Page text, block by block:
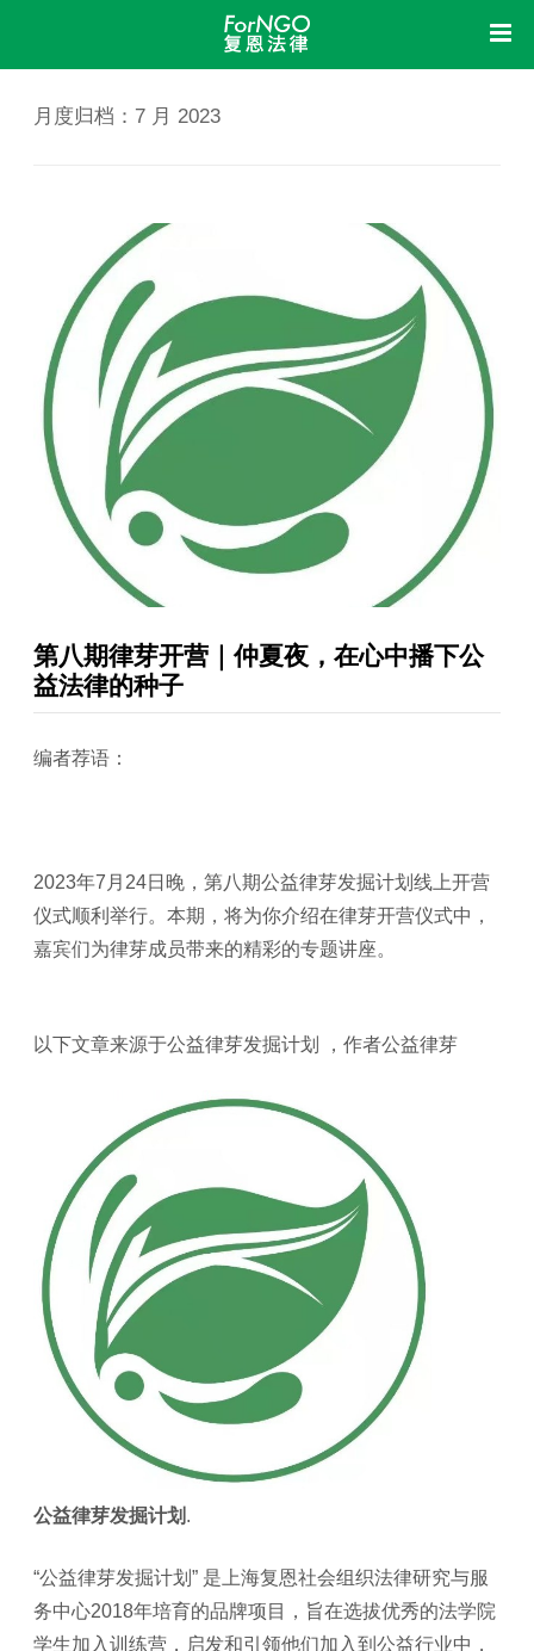
新闻动态
立法参与
研究课题
成果展示
法律体检
法律咨询
法律培训
加入我们
月度归档： 7 月 2023
第八期律芽开营｜仲夏夜，在心中播下公
益法律的种子
编者荐语：
2023年7月24日晚，第八期公益律芽发掘计划线上开营
仪式顺利举行。本期，将为你介绍在律芽开营仪式中，
嘉宾们为律芽成员带来的精彩的专题讲座。
以下文章来源于公益律芽发掘计划 ，作者公益律芽
公益律芽发掘计划 .
“公益律芽发掘计划” 是上海复恩社会组织法律研究与服
务中心2018年培育的品牌项目，旨在选拔优秀的法学院
学生加入训练营，启发和引领他们加入到公益行业中，